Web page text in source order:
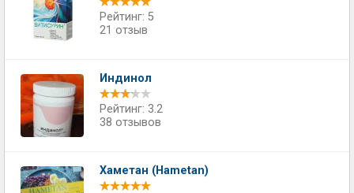
Рейтинг: 5
21 отзыв
Индинол
Рейтинг: 3.2
38 отзывов
Хаметан (Hametan)